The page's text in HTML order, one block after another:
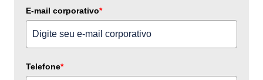
E-mail corporativo*
Telefone*